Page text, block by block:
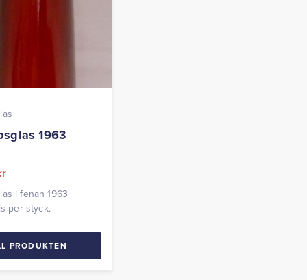
1963
i fenan 1963
per styck.
PRODUKTEN